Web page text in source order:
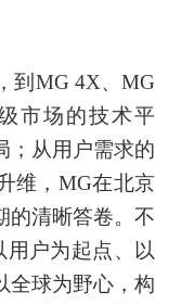
到MG 4X、MG
市场的技术平
；从用户需求的
维，MG在北京
的清晰答卷。不
户为起点、以
全球为野心，构